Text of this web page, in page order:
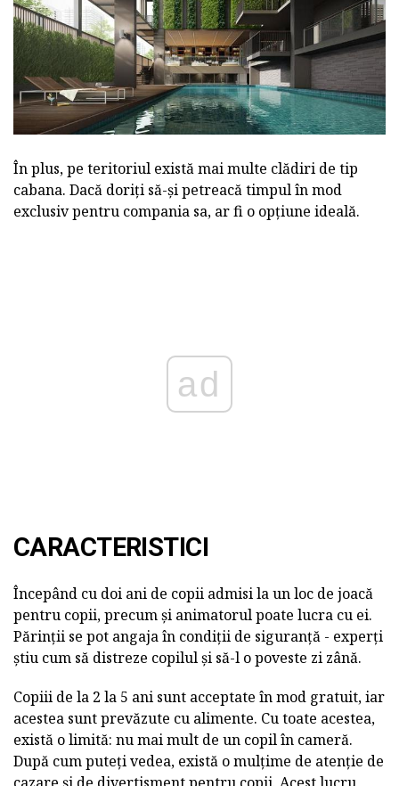
În plus, pe teritoriul există mai multe clădiri de tip
cabana. Dacă doriți să-și petreacă timpul în mod
exclusiv pentru compania sa, ar fi o opțiune ideală.
ad
CARACTERISTICI
Începând cu doi ani de copii admisi la un loc de joacă
pentru copii, precum și animatorul poate lucra cu ei.
Părinții se pot angaja în condiții de siguranță - experți
știu cum să distreze copilul și să-l o poveste zi zână.
Copiii de la 2 la 5 ani sunt acceptate în mod gratuit, iar
acestea sunt prevăzute cu alimente. Cu toate acestea,
există o limită: nu mai mult de un copil în cameră.
După cum puteți vedea, există o mulțime de atenție de